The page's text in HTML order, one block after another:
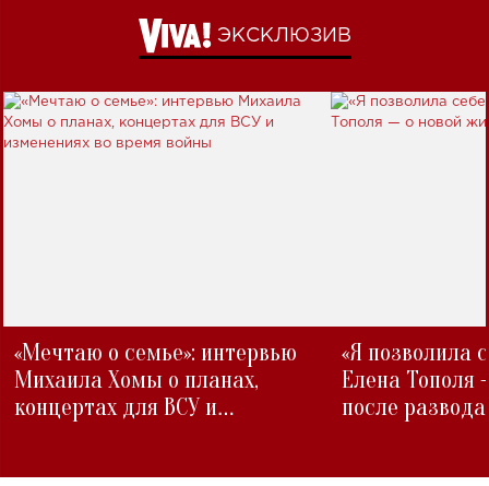
ЭКСКЛЮЗИВ
«Мечтаю о семье»: интервью
Михаила Хомы о планах,
концертах для ВСУ и
«Я позволила
Елена Тополя
после развода